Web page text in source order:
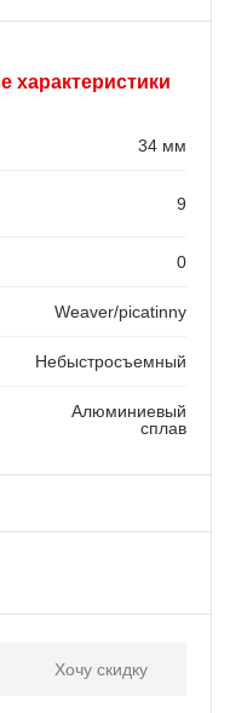
характеристики
34 мм
9
0
Weaver/picatinny
Небыстросъемный
Алюминиевый
сплав
Хочу скидку